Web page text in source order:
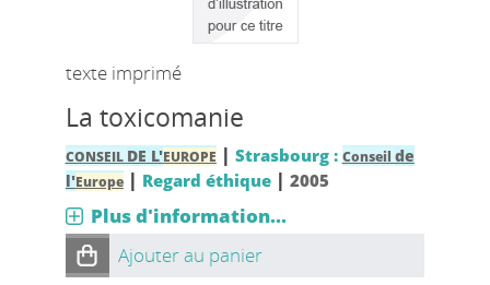
texte imprimé
La toxicomanie
CONSEIL DE L'EUROPE | Strasbourg : Conseil de
l'Europe| Regard éthique| 2005
Plus d'information...
Ajouter au panier